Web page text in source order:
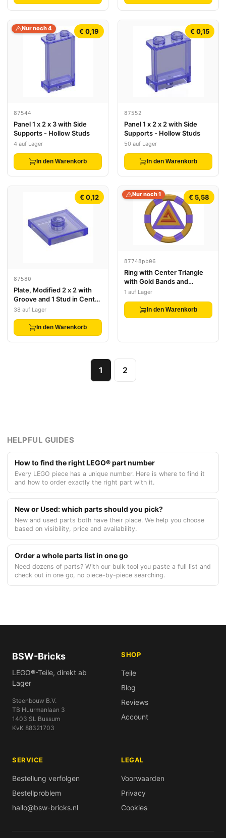
€ 0,19
Nur noch 4
87544
Panel 1 x 2 x 3 with Side
Supports - Hollow Studs
4 auf Lager
In den Warenkorb
€ 0,15
87552
Panel 1 x 2 x 2 with Side
Supports - Hollow Studs
50 auf Lager
In den Warenkorb
€ 0,12
87580
Plate, Modified 2 x 2 with
Groove and 1 Stud in Center
(Jumper)
38 auf Lager
In den Warenkorb
€ 5,58
Nur noch 1
87748pb06
Ring with Center Triangle
with Gold Bands and
Triangle Pattern (Atlantis
1 auf Lager
In den Warenkorb
1 2
HELPFUL GUIDES
How to find the right LEGO® part number
Every LEGO piece has a unique number. Here is where to find it
and how to order exactly the right part with it.
New or Used: which parts should you pick?
New and used parts both have their place. We help you choose
based on visibility, price and availability.
Order a whole parts list in one go
Need dozens of parts? With our bulk tool you paste a full list and
check out in one go, no piece-by-piece searching.
BSW-Bricks
LEGO®-Teile, direkt ab
Lager
Steenbouw B.V.
TB Huurmanlaan 3
1403 SL Bussum
KvK 88321703
SHOP
Teile
Blog
Reviews
Account
SERVICE
Bestellung verfolgen
Bestellproblem
hallo@bsw-bricks.nl
LEGAL
Voorwaarden
Privacy
Cookies